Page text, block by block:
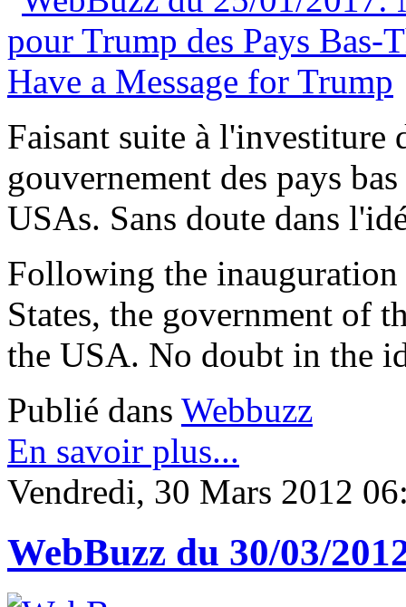
Faisant suite à l'investiture
gouvernement des pays
USAs. Sans doute dans
Following the
States, the government of
the USA. No doubt in the
Publié dans Webbuzz
En savoir plus...
Vendredi, 30 Mars 2012
WebBuzz du 30/03/